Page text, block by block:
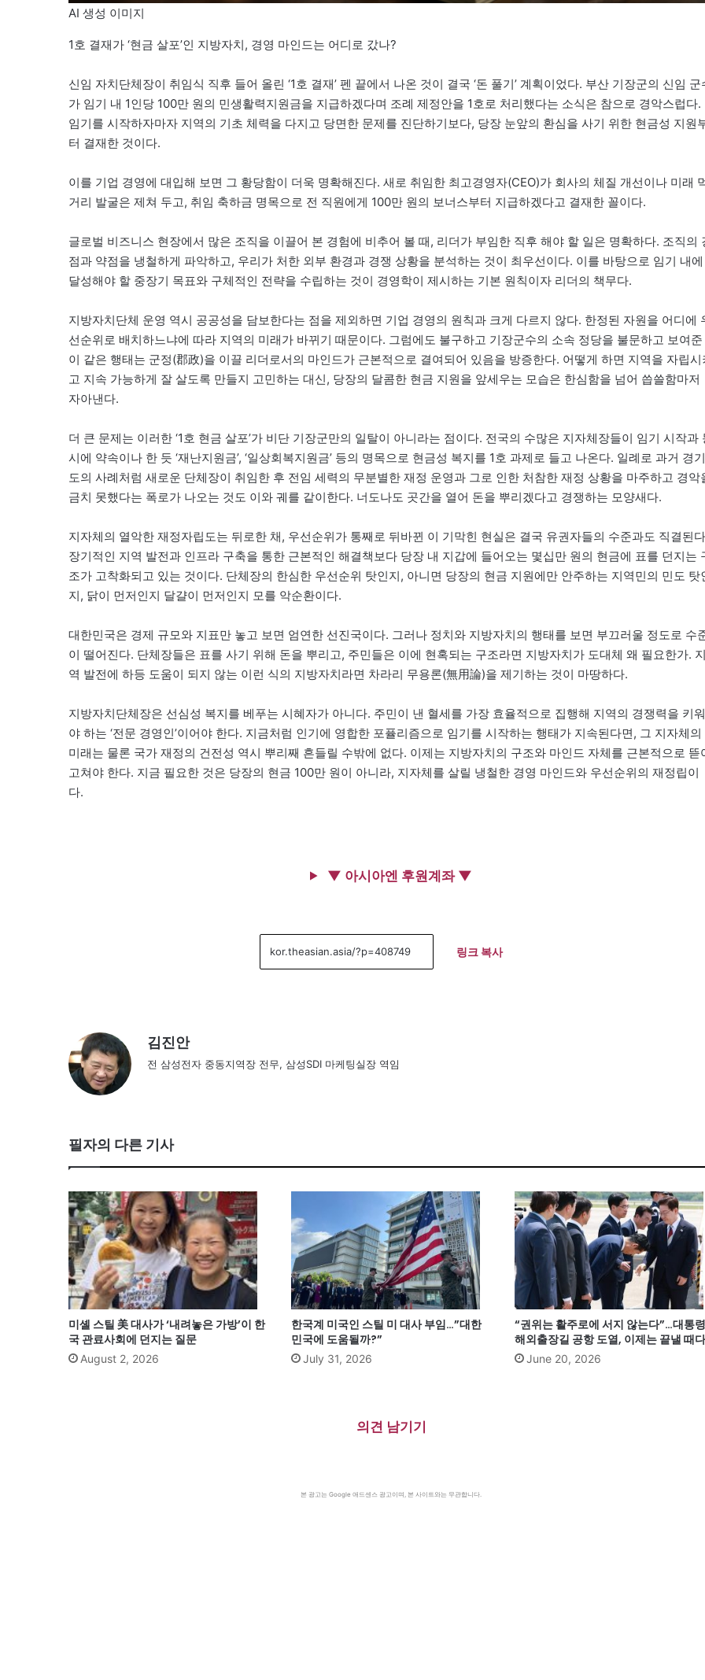
AI 생성 이미지
1호 결재가 ‘현금 살포’인 지방자치, 경영 마인드는 어디로 갔나?
신임 자치단체장이 취임식 직후 들어 올린 ‘1호 결재’ 펜 끝에서 나온 것이 결국 ‘돈 풀기’ 계획이었다. 부산 기장군의 신임 군
가 임기 내 1인당 100만 원의 민생활력지원금을 지급하겠다며 조례 제정안을 1호로 처리했다는 소식은 참으로 경악스럽다.
임기를 시작하자마자 지역의 기초 체력을 다지고 당면한 문제를 진단하기보다, 당장 눈앞의 환심을 사기 위한 현금성 지원
터 결재한 것이다.
이를 기업 경영에 대입해 보면 그 황당함이 더욱 명확해진다. 새로 취임한 최고경영자(CEO)가 회사의 체질 개선이나 미래
거리 발굴은 제쳐 두고, 취임 축하금 명목으로 전 직원에게 100만 원의 보너스부터 지급하겠다고 결재한 꼴이다.
글로벌 비즈니스 현장에서 많은 조직을 이끌어 본 경험에 비추어 볼 때, 리더가 부임한 직후 해야 할 일은 명확하다. 조직의
점과 약점을 냉철하게 파악하고, 우리가 처한 외부 환경과 경쟁 상황을 분석하는 것이 최우선이다. 이를 바탕으로 임기 내에
달성해야 할 중장기 목표와 구체적인 전략을 수립하는 것이 경영학이 제시하는 기본 원칙이자 리더의 책무다.
지방자치단체 운영 역시 공공성을 담보한다는 점을 제외하면 기업 경영의 원칙과 크게 다르지 않다. 한정된 자원을 어디에
선순위로 배치하느냐에 따라 지역의 미래가 바뀌기 때문이다. 그럼에도 불구하고 기장군수의 소속 정당을 불문하고 보여준
이 같은 행태는 군정(郡政)을 이끌 리더로서의 마인드가 근본적으로 결여되어 있음을 방증한다. 어떻게 하면 지역을 자립시
고 지속 가능하게 잘 살도록 만들지 고민하는 대신, 당장의 달콤한 현금 지원을 앞세우는 모습은 한심함을 넘어 씁쓸함마저
자아낸다.
더 큰 문제는 이러한 ‘1호 현금 살포’가 비단 기장군만의 일탈이 아니라는 점이다. 전국의 수많은 지자체장들이 임기 시작과
시에 약속이나 한 듯 ‘재난지원금’, ‘일상회복지원금’ 등의 명목으로 현금성 복지를 1호 과제로 들고 나온다. 일례로 과거 경기
도의 사례처럼 새로운 단체장이 취임한 후 전임 세력의 무분별한 재정 운영과 그로 인한 처참한 재정 상황을 마주하고 경악
금치 못했다는 폭로가 나오는 것도 이와 궤를 같이한다. 너도나도 곳간을 열어 돈을 뿌리겠다고 경쟁하는 모양새다.
지자체의 열악한 재정자립도는 뒤로한 채, 우선순위가 통째로 뒤바뀐 이 기막힌 현실은 결국 유권자들의 수준과도 직결된
장기적인 지역 발전과 인프라 구축을 통한 근본적인 해결책보다 당장 내 지갑에 들어오는 몇십만 원의 현금에 표를 던지는
조가 고착화되고 있는 것이다. 단체장의 한심한 우선순위 탓인지, 아니면 당장의 현금 지원에만 안주하는 지역민의 민도 탓
지, 닭이 먼저인지 달걀이 먼저인지 모를 악순환이다.
대한민국은 경제 규모와 지표만 놓고 보면 엄연한 선진국이다. 그러나 정치와 지방자치의 행태를 보면 부끄러울 정도로 수
이 떨어진다. 단체장들은 표를 사기 위해 돈을 뿌리고, 주민들은 이에 현혹되는 구조라면 지방자치가 도대체 왜 필요한가. 지
역 발전에 하등 도움이 되지 않는 이런 식의 지방자치라면 차라리 무용론(無用論)을 제기하는 것이 마땅하다.
지방자치단체장은 선심성 복지를 베푸는 시혜자가 아니다. 주민이 낸 혈세를 가장 효율적으로 집행해 지역의 경쟁력을 키워
야 하는 ‘전문 경영인’이어야 한다. 지금처럼 인기에 영합한 포퓰리즘으로 임기를 시작하는 행태가 지속된다면, 그 지자체의
미래는 물론 국가 재정의 건전성 역시 뿌리째 흔들릴 수밖에 없다. 이제는 지방자치의 구조와 마인드 자체를 근본적으로 뜯
고쳐야 한다. 지금 필요한 것은 당장의 현금 100만 원이 아니라, 지자체를 살릴 냉철한 경영 마인드와 우선순위의 재정립이
다.
▼ 아시아엔 후원계좌 ▼
링크 복사
김진안
전 삼성전자 중동지역장 전무, 삼성SDI 마케팅실장 역임
필자의 다른 기사
미셸 스틸 美 대사가 ‘내려놓은 가방’이 한
국 관료사회에 던지는 질문
August 2, 2026
한국계 미국인 스틸 미 대사 부임…”대한
민국에 도움될까?”
July 31, 2026
“권위는 활주로에 서지 않는다”…대통령
해외출장길 공항 도열, 이제는 끝낼 때다
June 20, 2026
의견 남기기
본 광고는 Google 애드센스 광고이며, 본 사이트와는 무관합니다.